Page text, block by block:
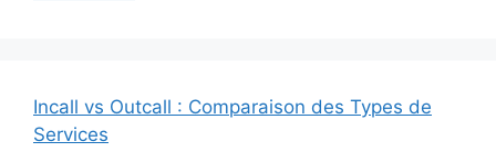
Incall vs Outcall : Comparaison des Types de
Services